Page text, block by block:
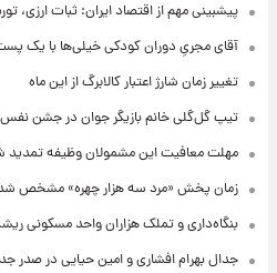
پیشبینی مهم از اقتصاد ایران: ثبات ارزی، تورم
آقای مجریِ دوران کودکی خیلی‌ها با یک
تغییر زمان شارژ اعتبار کالابرگ از این ماه
تیپ گل‌گلی خانم بازیگر جوان در جشن نفس
مهلت معافیت این مشمولان وظیفه تمدید
زمان پخش «مرد سه هزار چهره» مشخص
بنگاه‌داری و تملک هزاران واحد مسکونی
جدال بهرام افشاری و امین حیایی در صدر جدول؛ فروش ۴